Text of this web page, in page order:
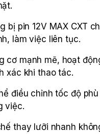
bị pin 12V MAX CXT
làm việc liên tục.
cơ mạnh mẽ, hoạt
xác khi thao tác.
điều chỉnh tốc độ
việc.
thay lưỡi nhanh